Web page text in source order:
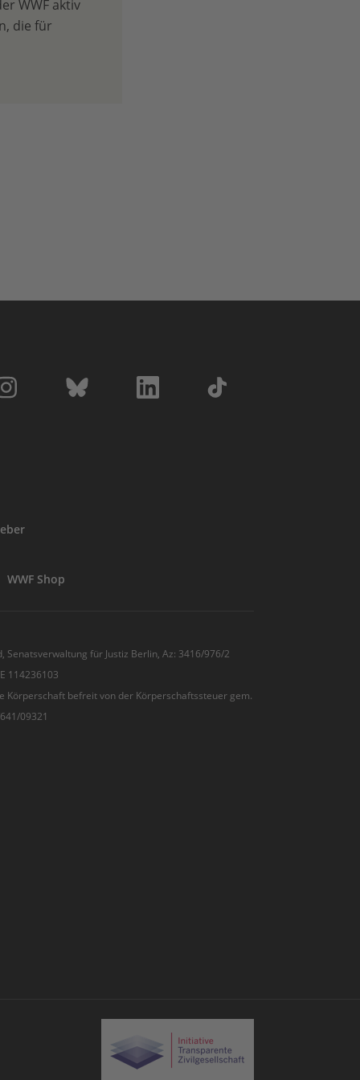
WWF aktiv
die für
WWF Shop
Senatsverwaltung für Justiz Berlin, Az: 3416/976/2
114236103
Körperschaft befreit von der Körperschaftssteuer gem.
09321